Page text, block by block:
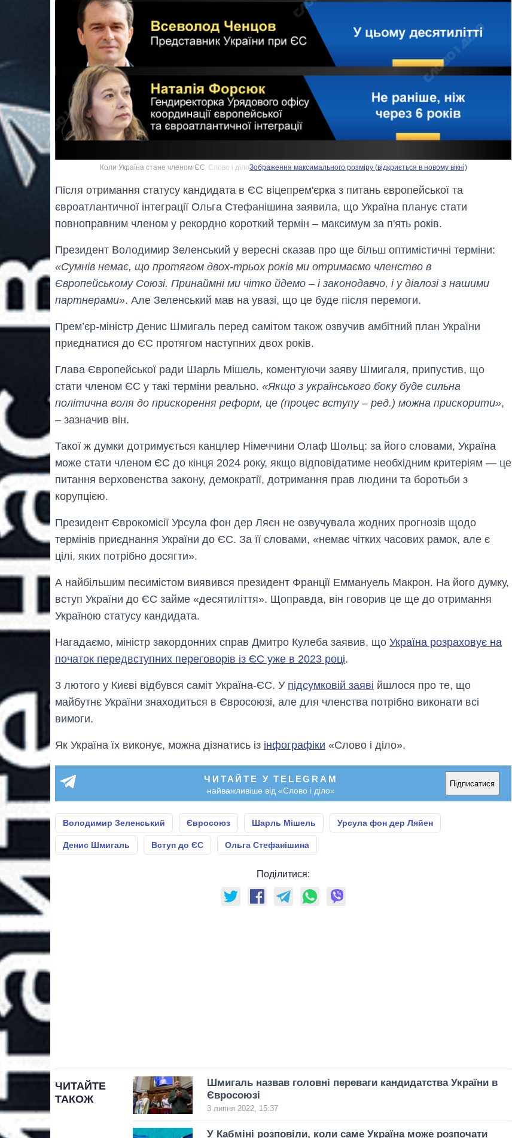
Коли Україна стане членом ЄС Слово і ділоЗображення максимального розміру (відкриється в новому вікні)
Після отримання статусу кандидата в ЄС віцепрем'єрка з питань європейської та
євроатлантичної інтеграції Ольга Стефанішина заявила, що Україна планує стати
повноправним членом у рекордно короткий термін – максимум за п'ять років.
Президент Володимир Зеленський у вересні сказав про ще більш оптимістичні терміни:
«Сумнів немає, що протягом двох-трьох років ми отримаємо членство в
Європейському Союзі. Принаймні ми чітко йдемо – і законодавчо, і у діалозі з нашими
партнерами». Але Зеленський мав на увазі, що це буде після перемоги.
Прем’єр-міністр Денис Шмигаль перед самітом також озвучив амбітний план України
приєднатися до ЄС протягом наступних двох років.
Глава Європейської ради Шарль Мішель, коментуючи заяву Шмигаля, припустив, що
стати членом ЄС у такі терміни реально. «Якщо з українського боку буде сильна
політична воля до прискорення реформ, це (процес вступу – ред.) можна прискорити»,
– зазначив він.
Такої ж думки дотримується канцлер Німеччини Олаф Шольц: за його словами, Україна
може стати членом ЄС до кінця 2024 року, якщо відповідатиме необхідним критеріям — це
питання верховенства закону, демократії, дотримання прав людини та боротьби з
корупцією.
Президент Єврокомісії Урсула фон дер Ляєн не озвучувала жодних прогнозів щодо
термінів приєднання України до ЄС. За її словами, «немає чітких часових рамок, але є
цілі, яких потрібно досягти».
А найбільшим песимістом виявився президент Франції Еммануель Макрон. На його думку,
вступ України до ЄС займе «десятиліття». Щоправда, він говорив це ще до отримання
Україною статусу кандидата.
Нагадаємо, міністр закордонних справ Дмитро Кулеба заявив, що Україна розраховує на
початок передвступних переговорів із ЄС уже в 2023 році.
3 лютого у Києві відбувся саміт Україна-ЄС. У підсумковій заяві йшлося про те, що
майбутнє України знаходиться в Євросоюзі, але для членства потрібно виконати всі
вимоги.
Як Україна їх виконує, можна дізнатись із інфографіки «Слово і діло».
ЧИТАЙТЕ У TELEGRAM
найважливіше від «Слово і діло»
Підписатися
Володимир Зеленський Євросоюз Шарль Мішель Урсула фон дер Ляйен
Денис Шмигаль Вступ до ЄС Ольга Стефанішина
Поділитися:
ЧИТАЙТЕ
ТАКОЖ
Шмигаль назвав головні переваги кандидатства України в
Євросоюзі
3 липня 2022, 15:37
У Кабміні розповіли, коли саме Україна може розпочати